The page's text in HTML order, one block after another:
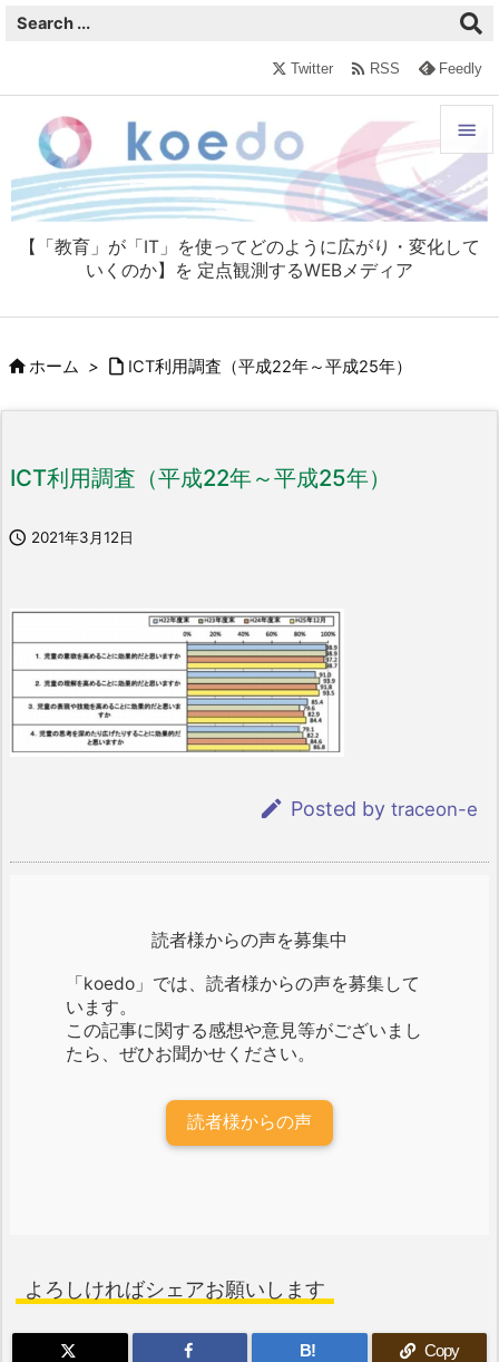
【「教育」が「IT」を使ってどのように広がり・変化して
いくのか】を 定点観測するWEBメディア


メニュ

Twitter  RSS Feedly
ホーム >  ICT利用調査（平成22年～平成25年）
ICT利用調査（平成22年～平成25年）
 2021年3月12日
 Posted by traceon-e
読者様からの声を募集中
「koedo」では、読者様からの声を募集して
います。
この記事に関する感想や意見等がございまし
たら、ぜひお聞かせください。
読者様からの声
よろしければシェアお願いします
B! Copy